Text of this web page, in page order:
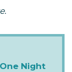
Night